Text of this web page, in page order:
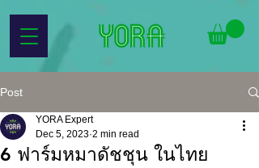
Post
6 ฟาร์มหมาดัชชุน ในไทย
YORA Expert
Dec 5, 2023 2 min read